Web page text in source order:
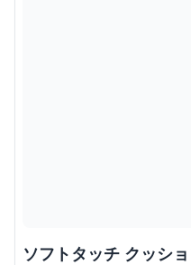
ソフトタッチ クッシ